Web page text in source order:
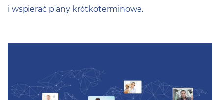
i wspierać plany krótkoterminowe.